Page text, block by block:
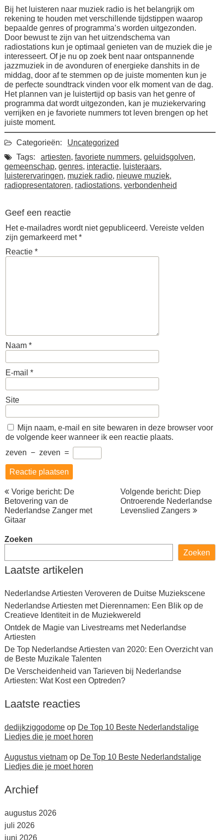
Bij het luisteren naar muziek radio is het belangrijk om
rekening te houden met verschillende tijdstippen waarop
bepaalde genres of programma’s worden uitgezonden.
Door bewust te zijn van het uitzendschema van
radiostations kun je optimaal genieten van de muziek die je
interesseert. Of je nu op zoek bent naar ontspannende
jazzmuziek in de avonduren of energieke danshits in de
middag, door af te stemmen op de juiste momenten kun je
de perfecte soundtrack vinden voor elk moment van de dag.
Het plannen van je luistertijd op basis van het genre of
programma dat wordt uitgezonden, kan je muziekervaring
verrijken en je favoriete nummers tot leven brengen op het
juiste moment.
Categorieën:
Uncategorized
Tags:
artiesten, favoriete nummers, geluidsgolven,
gemeenschap, genres, interactie, luisteraars,
luisterervaringen, muziek radio, nieuwe muziek,
radiopresentatoren, radiostations, verbondenheid
Geef een reactie
Het e-mailadres wordt niet gepubliceerd. Vereiste velden
zijn gemarkeerd met*
Reactie *
Naam *
E-mail *
Site
Mijn naam, e-mail en site bewaren in deze browser voor
de volgende keer wanneer ik een reactie plaats.
zeven − zeven =
Berichtnavigatie
Vorige bericht: De
Betovering van de
Nederlandse Zanger met
Gitaar
Volgende bericht: Diep
Ontroerende Nederlandse
Levenslied Zangers
Zoeken
Zoeken
Laatste artikelen
Nederlandse Artiesten Veroveren de Duitse Muziekscene
Nederlandse Artiesten met Dierennamen: Een Blik op de
Creatieve Identiteit in de Muziekwereld
Ontdek de Magie van Livestreams met Nederlandse
Artiesten
De Top Nederlandse Artiesten van 2020: Een Overzicht van
de Beste Muzikale Talenten
De Verscheidenheid van Tarieven bij Nederlandse
Artiesten: Wat Kost een Optreden?
Laatste reacties
dedijkziggodomeop De Top 10 Beste Nederlandstalige
Liedjes die je moet horen
Augustus vietnamop De Top 10 Beste Nederlandstalige
Liedjes die je moet horen
Archief
augustus 2026
juli 2026
juni 2026